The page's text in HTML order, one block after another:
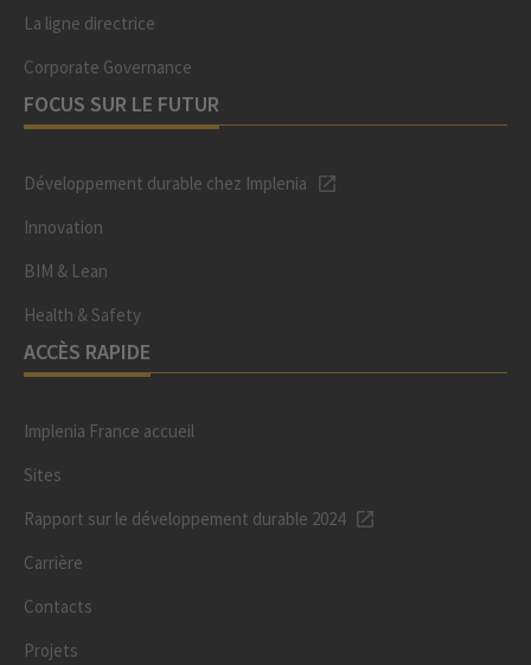
La ligne directrice
Corporate Governance
FOCUS SUR LE FUTUR
Développement durable chez Implenia
Innovation
BIM & Lean
Health & Safety
ACCÈS RAPIDE
Implenia France accueil
Sites
Rapport sur le développement durable 2024
Carrière
Contacts
Projets